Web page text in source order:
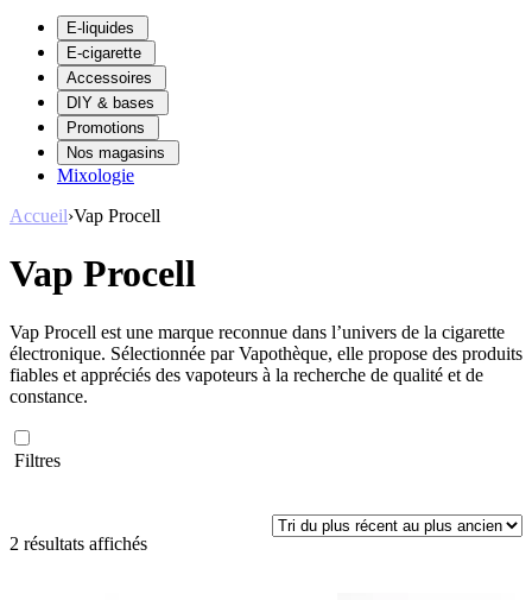
E-liquides
E-cigarette
Accessoires
DIY & bases
Promotions
Nos magasins
Mixologie
Accueil›Vap Procell
Vap Procell
Vap Procell est une marque reconnue dans l’univers de la cigarette
électronique. Sélectionnée par Vapothèque, elle propose des produits
fiables et appréciés des vapoteurs à la recherche de qualité et de
constance.
Filtres
2 résultats affichésTrié